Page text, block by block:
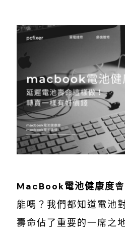
MacBook電池健康度
能嗎？我們都知道電池
壽命佔了重要的一席之